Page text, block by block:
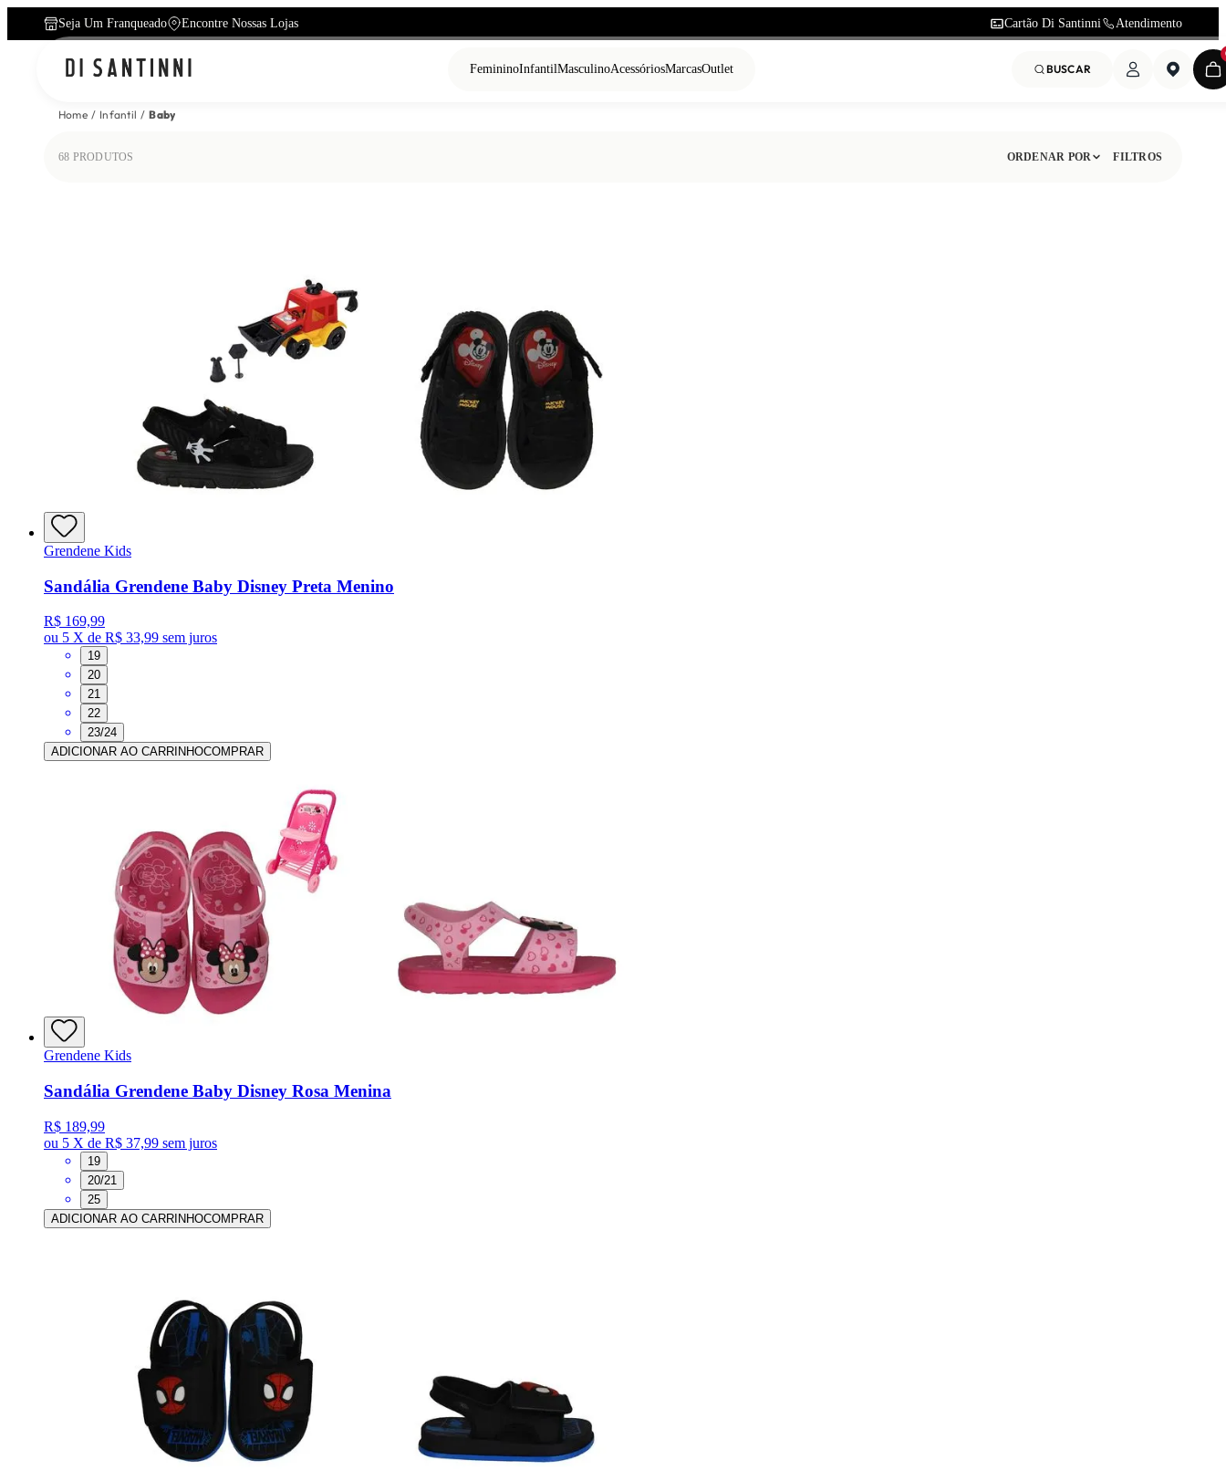
Seja Um Franqueado Encontre Nossas Lojas Cartão Di Santinni Atendimento
FemininoInfantilMasculinoAcessóriosMarcasOutlet BUSCAR
Home Infantil Baby
68 PRODUTOS ORDENAR POR FILTROS
Grendene Kids
Sandália Grendene Baby Disney Preta Menino
R$ 169,99
ou 5 X de R$ 33,99 sem juros
19
20
21
22
23/24
ADICIONAR AO CARRINHOCOMPRAR
Grendene Kids
Sandália Grendene Baby Disney Rosa Menina
R$ 189,99
ou 5 X de R$ 37,99 sem juros
19
20/21
25
ADICIONAR AO CARRINHOCOMPRAR